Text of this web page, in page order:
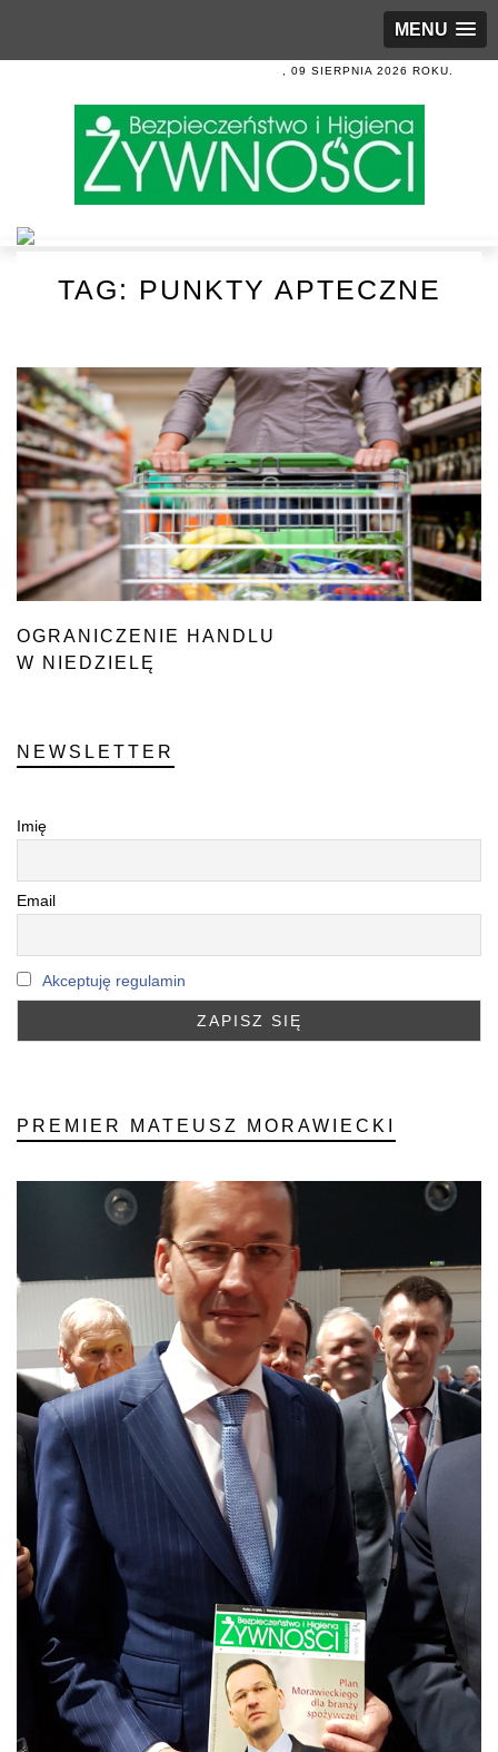
MENU
, 09 SIERPNIA 2026 ROKU.
TAG: PUNKTY APTECZNE
OGRANICZENIE HANDLU
W NIEDZIELĘ
NEWSLETTER
Imię
Email
Akceptuję regulamin
PREMIER MATEUSZ MORAWIECKI